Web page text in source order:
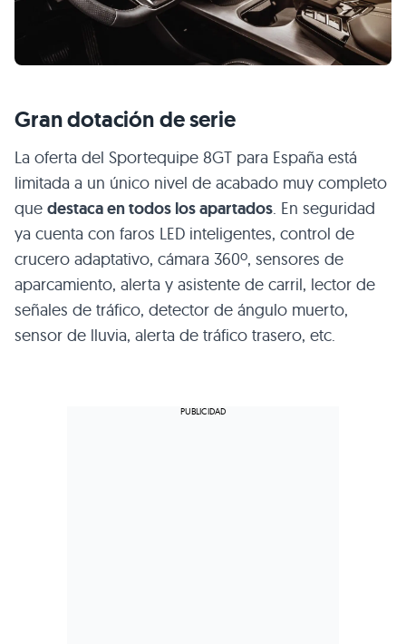
Gran dotación de serie
La oferta del Sportequipe 8GT para España está
limitada a un único nivel de acabado muy completo
que destaca en todos los apartados. En seguridad
ya cuenta con faros LED inteligentes, control de
crucero adaptativo, cámara 360º, sensores de
aparcamiento, alerta y asistente de carril, lector de
señales de tráfico, detector de ángulo muerto,
sensor de lluvia, alerta de tráfico trasero, etc.